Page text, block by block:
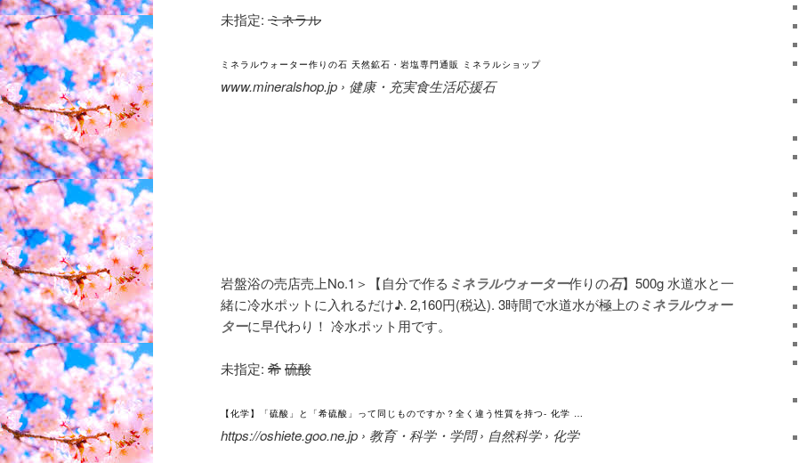
未指定: ミネラル
ミネラルウォーター作りの石 天然鉱石・岩塩専門通販 ミネラルショップ
www.mineralshop.jp › 健康・充実食生活応援石
岩盤浴の売店売上No.1＞【自分で作る ミネラルウォーター作りの石】500g 水道水と一
緒に冷水ポットに入れるだけ♪. 2,160円(税込). 3時間で水道水が極上のミネラルウォー
ターに早代わり！ 冷水ポット用です。
未指定: 希硫酸
【化学】「硫酸」と「希硫酸」って同じものですか？全く違う性質を持つ- 化学 …
https://oshiete.goo.ne.jp › 教育・科学・学問 › 自然科学 › 化学